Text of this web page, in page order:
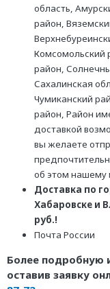
область,
район,
Комсомольский
район,
Сахалинская
Чумиканский
район, Район
доставкой
вы желаете
об этом
Доставка по
Хабаровске и
руб.!
Почта России
Более подробную
оставив заявку